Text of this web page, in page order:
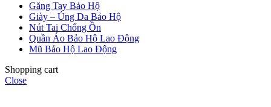
Găng Tay Bảo Hộ
Giày – Ủng Da Bảo Hộ
Nút Tai Chống Ồn
Quần Áo Bảo Hộ Lao Động
Mũ Bảo Hộ Lao Động
Shopping cart
Close